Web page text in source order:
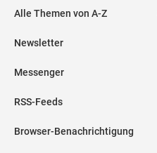
Alle Themen von A-Z
Newsletter
Messenger
RSS-Feeds
Browser-Benachrichtigung